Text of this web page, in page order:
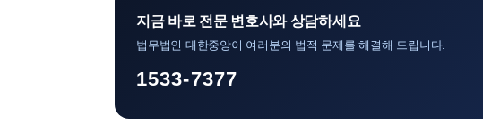
지금 바로 전문 변호사와 상담하세요
법무법인 대한중앙이 여러분의 법적 문제를 해결해 드립니다.
1533-7377